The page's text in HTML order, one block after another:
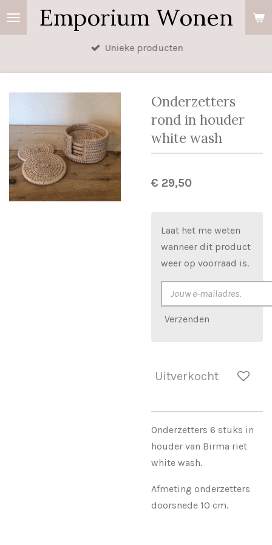
Ga
Emporium Wonen
Unieke producten
Onderzetters
rond in houder
white wash
€ 29,50
Laat het me weten
wanneer dit product
weer op voorraad is.
Verzenden
Uitverkocht
Onderzetters 6 stuks in
houder van Birma riet
white wash.
Afmeting onderzetters
doorsnede 10 cm.